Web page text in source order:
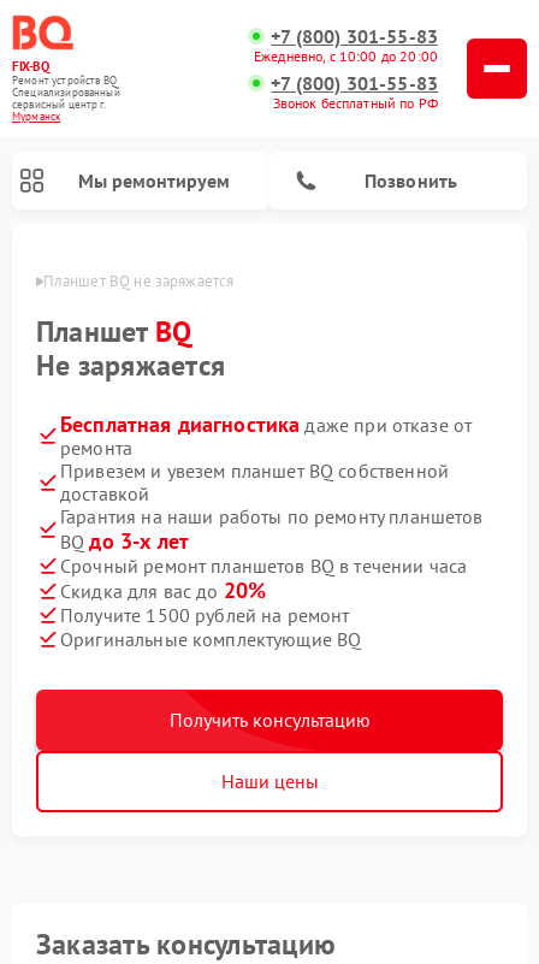
FIX-BQ
Ремонт устройств BQ
Специализированный
cервисный центр г.
Мурманск
+7 (800) 301-55-83
Ежедневно, с 10:00 до 20:00
+7 (800) 301-55-83
Звонок бесплатный по РФ
Мы ремонтируем Позвонить
Планшет BQ не заряжается
Планшет BQ
Не заряжается
Бесплатная диагностика даже при отказе от
ремонта
Привезем и увезем планшет BQ собственной
доставкой
Гарантия на наши работы по ремонту планшетов
BQдо 3-х лет
Срочный ремонт планшетов BQ в течении часа
Скидка для вас до 20%
Получите 1500 рублей на ремонт
Оригинальные комплектующие BQ
Получить консультацию
Наши цены
Заказать консультацию